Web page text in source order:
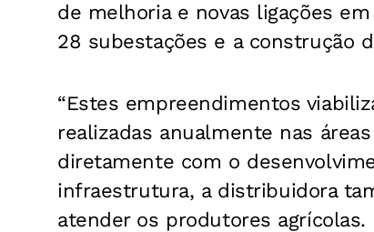
de melhoria e novas ligações
28 subestações e a construção
“Estes empreendimentos
realizadas anualmente nas
diretamente com o
infraestrutura, a distribuidora
atender os produtores